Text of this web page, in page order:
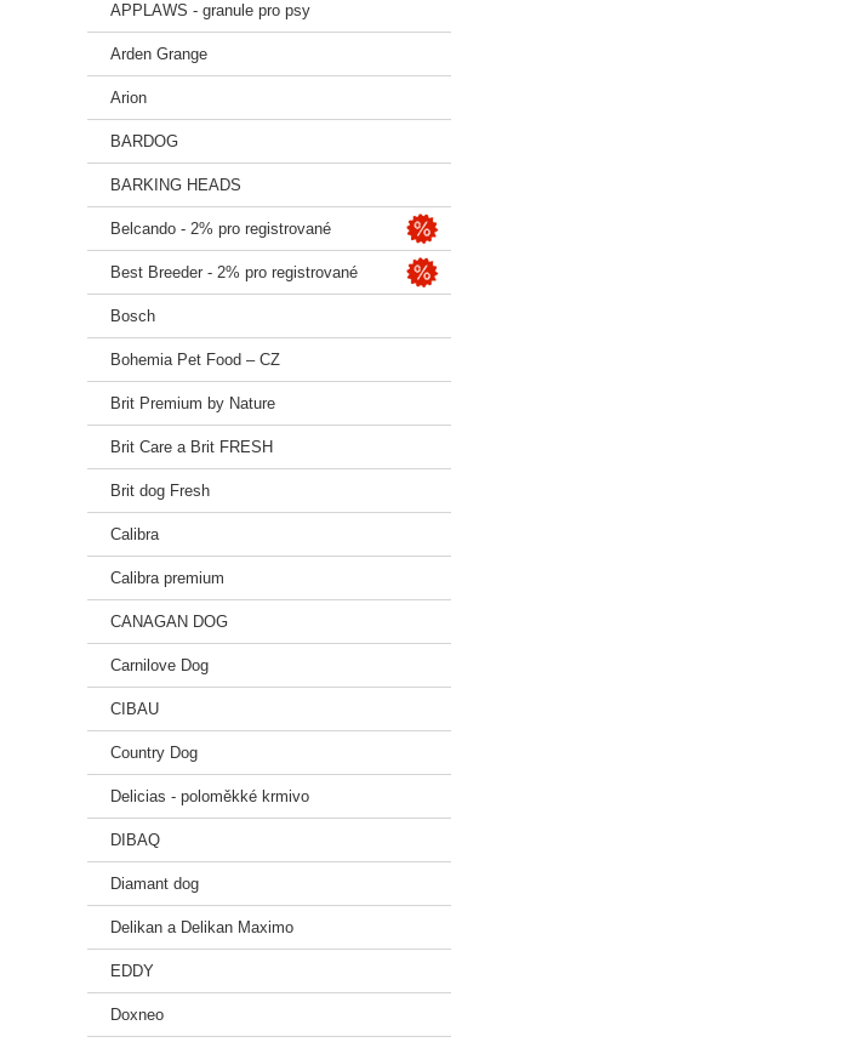
APPLAWS - granule pro psy
Arden Grange
Arion
BARDOG
BARKING HEADS
Belcando - 2% pro registrované
Best Breeder - 2% pro registrované
Bosch
Bohemia Pet Food – CZ
Brit Premium by Nature
Brit Care a Brit FRESH
Brit dog Fresh
Calibra
Calibra premium
CANAGAN DOG
Carnilove Dog
CIBAU
Country Dog
Delicias - poloměkké krmivo
DIBAQ
Diamant dog
Delikan a Delikan Maximo
EDDY
Doxneo